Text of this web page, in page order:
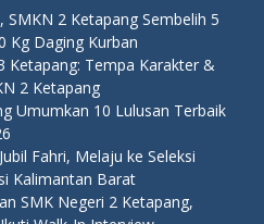
SMKN 2 Ketapang Sembelih 5
Kg Daging Kurban
Ketapang: Tempa Karakter &
2 Ketapang
Umumkan 10 Lulusan Terbaik
Fahri, Melaju ke Seleksi
Kalimantan Barat
SMK Negeri 2 Ketapang,